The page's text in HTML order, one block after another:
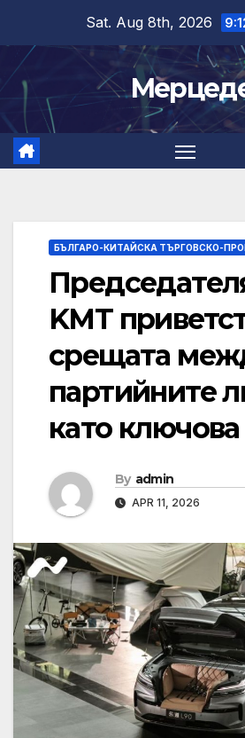
content
Sat. Aug 8th, 2026
БЪЛГАРО-КИТАЙСКА ТЪРГОВСКО-
KMT
срещата
партийните
като ключова
By admin
APR 11, 2026